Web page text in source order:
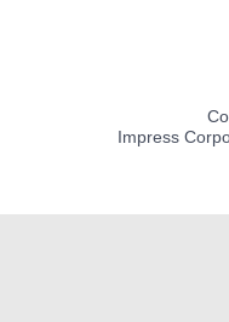
Impress